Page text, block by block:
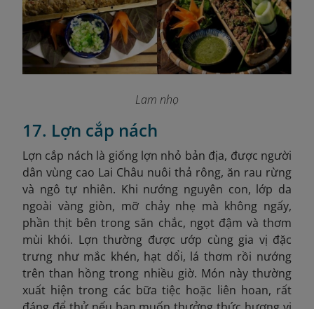
Lam nhọ
17. Lợn cắp nách
Lợn cắp nách là giống lợn nhỏ bản địa, được người
dân vùng cao Lai Châu nuôi thả rông, ăn rau rừng
và ngô tự nhiên. Khi nướng nguyên con, lớp da
ngoài vàng giòn, mỡ chảy nhẹ mà không ngấy,
phần thịt bên trong săn chắc, ngọt đậm và thơm
mùi khói. Lợn thường được ướp cùng gia vị đặc
trưng như mắc khén, hạt dổi, lá thơm rồi nướng
trên than hồng trong nhiều giờ. Món này thường
xuất hiện trong các bữa tiệc hoặc liên hoan, rất